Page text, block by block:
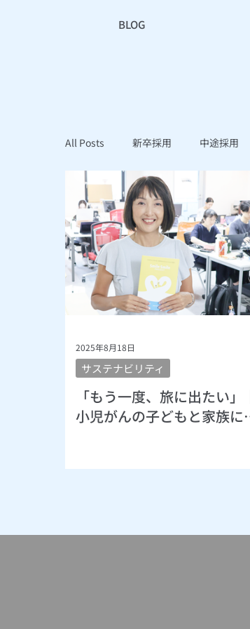
BLOG
All Posts 新卒採用 中途採用
「もう一度、旅に出たい」
小児がんの子どもと家族に
サステナビリティ
2025年8月18日